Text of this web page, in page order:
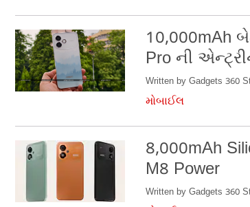
10,000mAh
Pro ની
Written by Gadgets 360
મોબાઈલ
8,000mAh
M8 Power
Written by Gadgets 360